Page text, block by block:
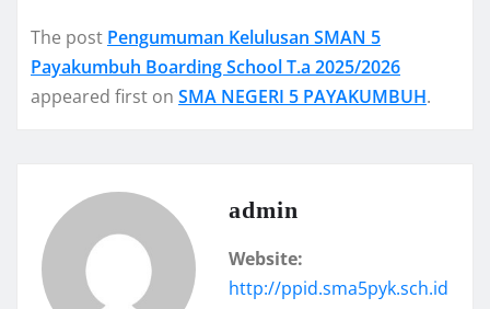
The post Pengumuman Kelulusan SMAN 5
Payakumbuh Boarding School T.a 2025/2026
appeared first on SMA NEGERI 5 PAYAKUMBUH.
admin
Website:
http://ppid.sma5pyk.sch.id